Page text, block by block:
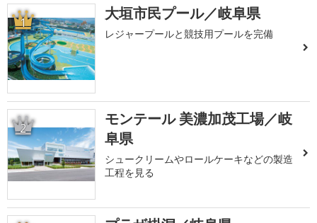
1 大垣市民プール／岐阜県
レジャープールと競技用プールを完備
2
モンテール 美濃加茂工場／岐
阜県
シュークリームやロールケーキなどの製造
工程を見る